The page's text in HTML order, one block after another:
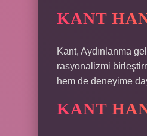
KANT
Kant, Aydınlanma
rasyonalizmi
hem de deneyime
KANT